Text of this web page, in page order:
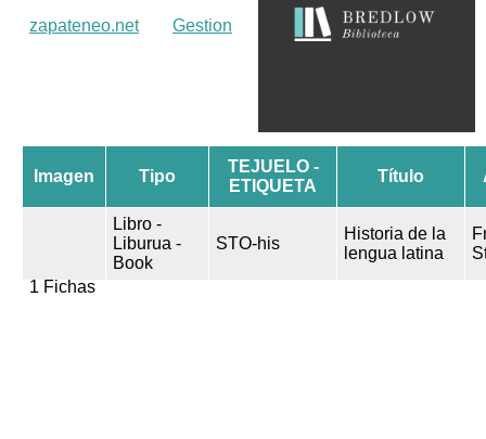
zapateneo.net Gestion
Imagen Tipo
TEJUELO -
ETIQUETA
Título
Libro -
Liburua -
Book
STO-his
Historia de la
lengua latina
1 Fichas